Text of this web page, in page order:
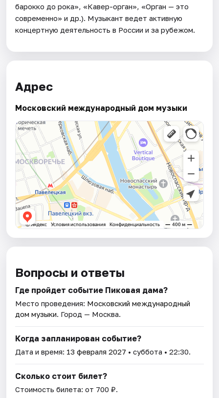
барокко до рока», «Кавер-орган», «Орган — это
современно» и др.). Музыкант ведет активную
концертную деятельность в России и за рубежом.
Адрес
Московский международный дом музыки
Вопросы и ответы
Где пройдет событие Пиковая дама?
Место проведения: Московский международный
дом музыки. Город — Москва.
Когда запланирован событие?
Дата и время: 13 февраля 2027 • суббота • 22:30.
Сколько стоит билет?
Стоимость билета: от 700 ₽.